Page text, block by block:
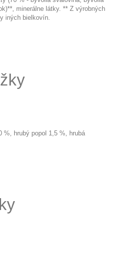
minerálne látky. ** Z výrobných
iných bielkovín.
%, hrubý popol 1,5 %, hrubá